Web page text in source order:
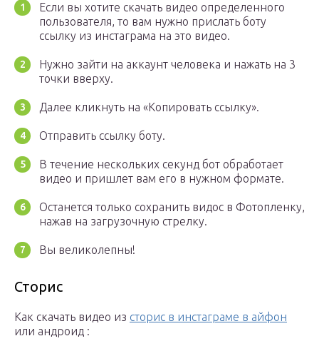
Если вы хотите скачать видео определенного
пользователя, то вам нужно прислать боту
ссылку из инстаграма на это видео.
Нужно зайти на аккаунт человека и нажать на 3
точки вверху.
Далее кликнуть на «Копировать ссылку».
Отправить ссылку боту.
В течение нескольких секунд бот обработает
видео и пришлет вам его в нужном формате.
Останется только сохранить видос в Фотопленку,
нажав на загрузочную стрелку.
Вы великолепны!
Сторис
Как скачать видео из сторис в инстаграме в айфон
или андроид :